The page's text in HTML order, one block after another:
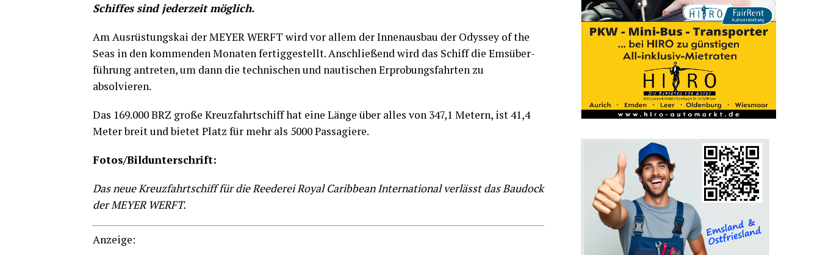
Schif­fes sind jeder­zeit möglich.
Am Aus­rüs­tungs­kai der MEYER WERFT wird vor allem der Innen­aus­bau der Odys­sey of the
Seas in den kom­men­den Mona­ten fer­tig­ge­stellt. Anschlie­ßend wird das Schiff die Ems­über­
füh­rung antre­ten, um dann die tech­ni­schen und nau­ti­schen Erpro­bungs­fahr­ten zu
absolvieren.
Das 169.000 BRZ gro­ße Kreuz­fahrt­schiff hat eine Län­ge über alles von 347,1 Metern, ist 41,4
Meter breit und bie­tet Platz für mehr als 5000 Passagiere.
Fotos/Bildunterschrift:
Das neue Kreuz­fahrt­schiff für die Ree­de­rei Roy­al Carib­be­an Inter­na­tio­nal ver­lässt das Bau­do­ck
der MEYER WERFT.
Anzei­ge: